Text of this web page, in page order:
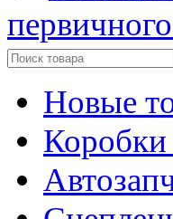
Новые
Коробки